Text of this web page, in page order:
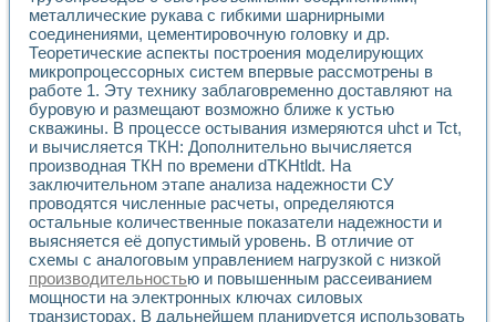
Бизнес
Контакты
металлические рукава с гибкими шарнирными
соединениями, цементировочную головку и др.
Теоретические аспекты построения моделирующих
микропроцессорных систем впервые рассмотрены в
работе 1. Эту технику заблаговременно доставляют на
буровую и размещают возможно ближе к устью
скважины. В процессе остывания измеряются uhct и Tct,
и вычисляется ТКН: Дополнительно вычисляется
производная ТКН по времени dTKHtldt. На
заключительном этапе анализа надежности СУ
проводятся численные расчеты, определяются
остальные количественные показатели надежности и
выясняется её допустимый уровень. В отличие от
схемы с аналоговым управлением нагрузкой с низкой
производительностью и повышенным рассеиванием
мощности на электронных ключах силовых
транзисторах. В дальнейшем планируется использовать